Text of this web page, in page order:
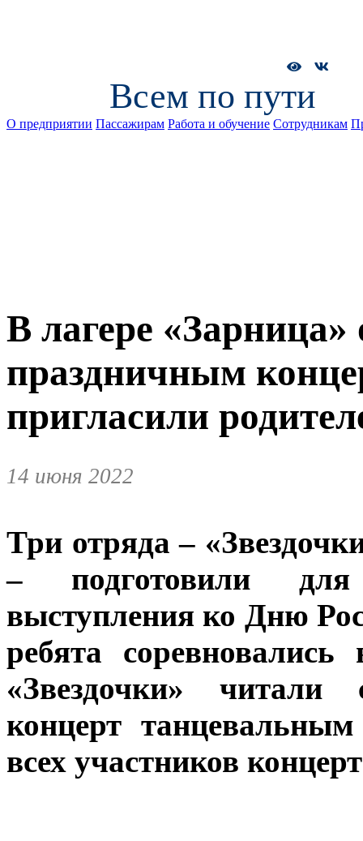
Всем по пути
О предприятии Пассажирам Работа и обучение Сотрудникам
В лагере
праздничным
пригласили
14 июня 2022
Три отряда –
– подготовили для
выступления ко Дню
ребята
«Звездочки» читали
концерт
всех участников